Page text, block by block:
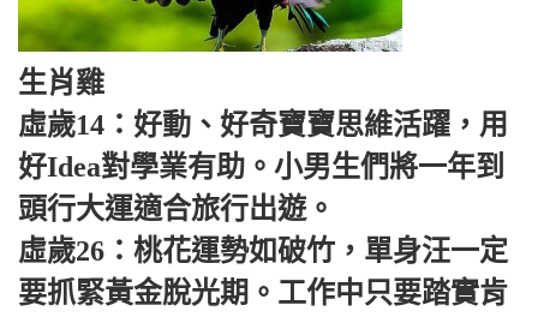
生肖雞
虛歲14：好動、好奇寶寶思維活躍，用
好Idea對學業有助。小男生們將一年到
頭行大運適合旅行出遊。
虛歲26：桃花運勢如破竹，單身汪一定
要抓緊黃金脫光期。工作中只要踏實肯